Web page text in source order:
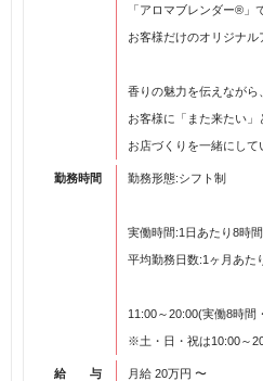
「アロマブレンダー®」
お客様だけのオリジナル
香りの魅力を伝えながら、
お客様に「また来たい」
お店づくりを一緒にして
勤務時間 勤務形態:シフト制
実働時間:1日あたり8時間
平均勤務日数:1ヶ月あた
11:00～20:00(実働8時間
※土・日・祝は10:00～
給 与 月給 20万円 〜